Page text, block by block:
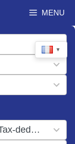
MENU
▼
Missions avec réduction fiscale - Tax-deductible missions